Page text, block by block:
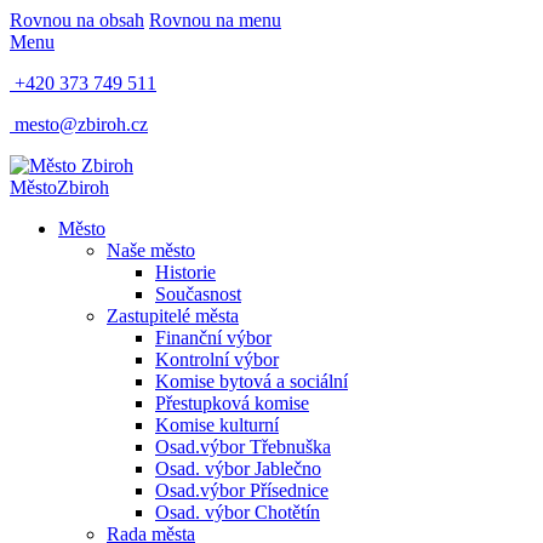
Rovnou na obsah Rovnou na menu
Menu
+420 373 749 511
mesto@zbiroh.cz
MěstoZbiroh
Město
Naše město
Historie
Současnost
Zastupitelé města
Finanční výbor
Kontrolní výbor
Komise bytová a sociální
Přestupková komise
Komise kulturní
Osad.výbor Třebnuška
Osad. výbor Jablečno
Osad.výbor Přísednice
Osad. výbor Chotětín
Rada města